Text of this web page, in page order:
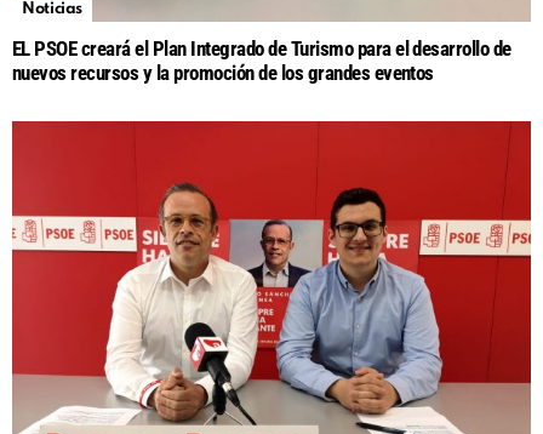
Noticias
EL PSOE creará el Plan Integrado de Turismo para el desarrollo de
nuevos recursos y la promoción de los grandes eventos